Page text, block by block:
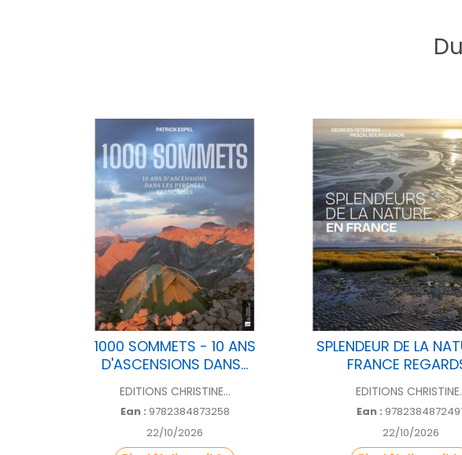
1000 SOMMETS - 10 ANS
D'ASCENSIONS DANS...
EDITIONS CHRISTINE...
Ean : 9782384873258
22/10/2026
SPLENDEUR DE LA
FRANCE
EDITIONS
Ean :
22/10/2026